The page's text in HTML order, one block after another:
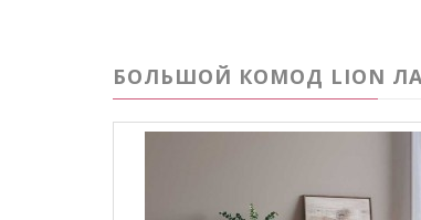
БОЛЬШОЙ КОМОД LION